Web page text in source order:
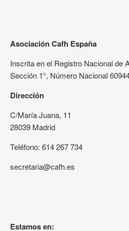
Asociación Cafh España
Inscrita en el Registro Nacional de
Sección 1°, Número Nacional
Dirección
C/María Juana, 11
28039 Madrid
Teléfono: 614 267 734
secretaria@cafh.es
Estamos en: